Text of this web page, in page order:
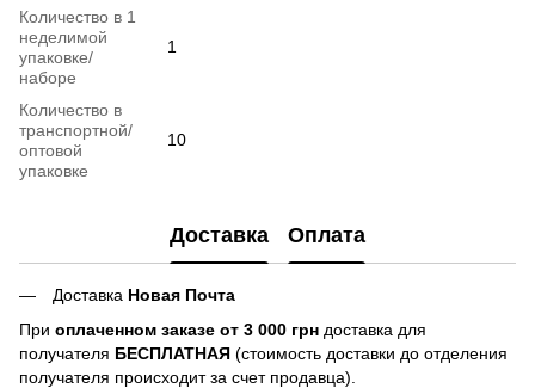
Количество в 1
неделимой
упаковке/
наборе
1
Количество в
транспортной/
оптовой
упаковке
10
Доставка Оплата
Доставка Новая Почта
При оплаченном заказе от 3 000 грн доставка для
получателя БЕСПЛАТНАЯ (стоимость доставки до отделения
получателя происходит за счет продавца).